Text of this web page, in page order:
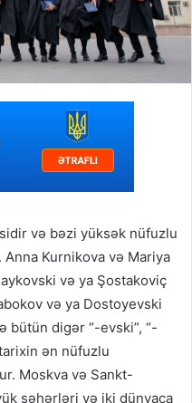
və bəzi yüksək nüfuzlu
Kurnikova və Mariya
və ya Şostakoviç
və ya Dostoyevski
bütün digər “-evski”, “-
ən nüfuzlu
Moskva və Sankt-
şəhərləri və iki dünyaca